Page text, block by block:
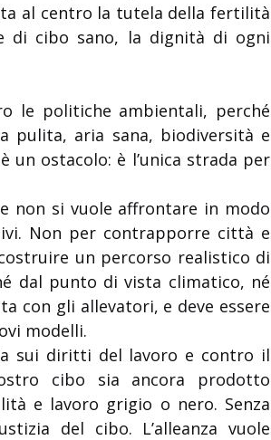
al centro la tutela della fertilità
di cibo sano, la dignità di ogni
le politiche ambientali, perché
pulita, aria sana, biodiversità e
ostacolo: è l’unica strada per
non si vuole affrontare in modo
Non per contrapporre città e
un percorso realistico di
dal punto di vista climatico, né
con gli allevatori, e deve essere
modelli.
sui diritti del lavoro e contro il
cibo sia ancora prodotto
e lavoro grigio o nero. Senza
del cibo. L’alleanza vuole